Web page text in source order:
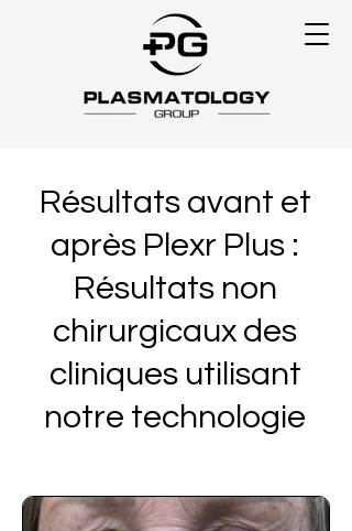
Résultats avant et
après Plexr Plus :
Résultats non
chirurgicaux des
cliniques utilisant
notre technologie